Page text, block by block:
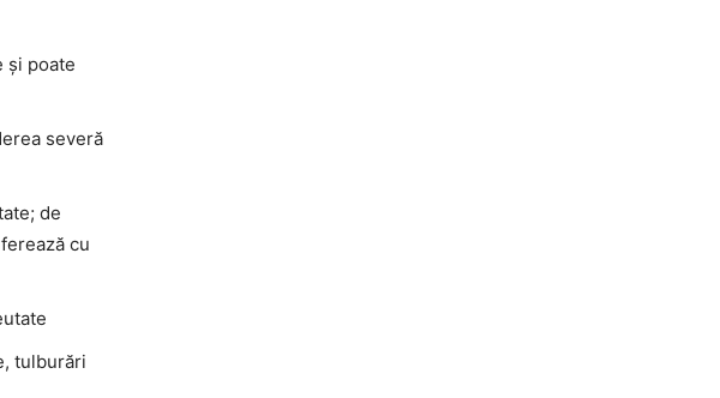
și poate
severă
de
cu
tulburări